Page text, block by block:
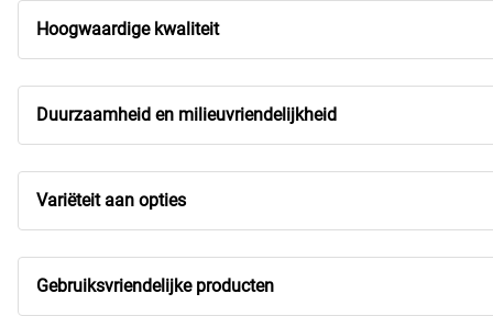
Hoogwaardige kwaliteit
Duurzaamheid en milieuvriendelijkheid
Variëteit aan opties
Gebruiksvriendelijke producten